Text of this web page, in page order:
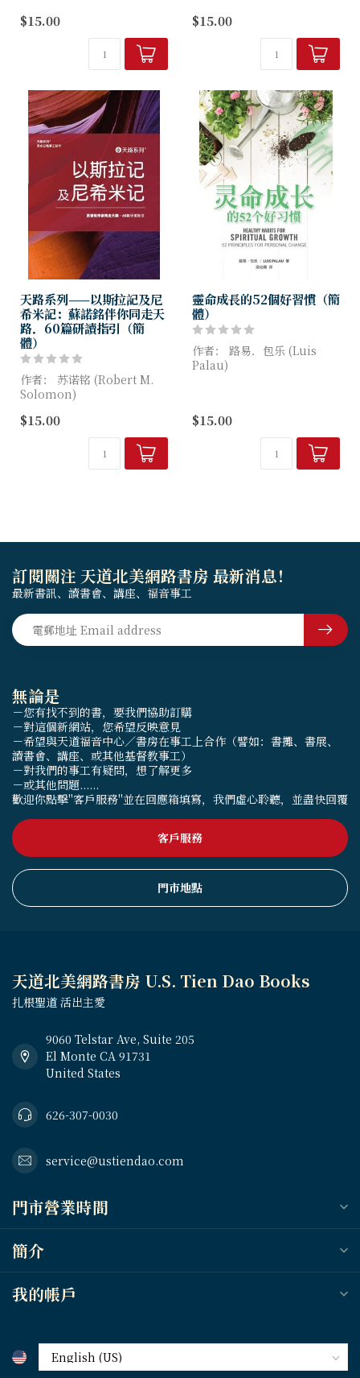
繪耶穌是以馬內利與我們同在
的上帝以及世界的救主。經文
中顯明耶穌如何完全應驗彌賽
$15.00
简练的生活智慧语录集。当你
深入研究其中的作者：所罗
门、亚古珥、利慕伊勒和其他
$15.00
天路系列——以斯拉記及尼
希米記：蘇諾銘伴你同走天
路．60篇研讀指引（簡
體）
作者： 苏诺铭 (Robert M.
Solomon)
虽然以斯拉记和尼希米记是记
录上帝应许以色列在巴比伦被
掳70年后返回家园的历史，但
同时也为今日的我们...
$15.00
靈命成長的52個好習慣（簡
體）
作者： 路易．包乐 (Luis
Palau)
人，甚至被称为耶稣基督的特
使。然而，拥有这身分对你的
$15.00
無論是
－您有找不到的書，要我們協助訂購
－對這個新網站，您希望反映意見
－希望與天道福音中心／書房在事工上合作（譬如：書攤、書展、
讀書會、講座、或其他基督教事工）
－對我們的事工有疑問，想了解更多
－或其他問題......
歡迎你點擊"客戶服務"並在回應箱填寫，我們虛心聆聽，並盡快回覆
客戶服務
門市地點
訂閱關注 天道北美網路書房 最新消息！
最新書訊、讀書會、講座、福音事工
天道北美網路書房 U.S. Tien Dao Books
扎根聖道 活出主愛
9060 Telstar Ave, Suite 205
El Monte CA 91731
United States
626-307-0030
service@ustiendao.com
門市營業時間
簡介
我的帳戶